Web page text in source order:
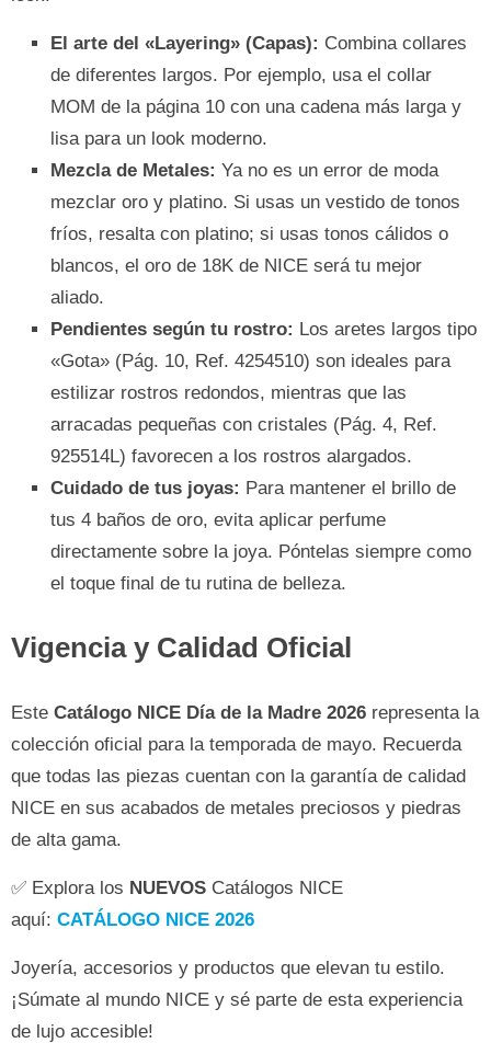
El arte del «Layering» (Capas): Combina collares
de diferentes largos. Por ejemplo, usa el collar
MOM de la página 10 con una cadena más larga y
lisa para un look moderno.
Mezcla de Metales: Ya no es un error de moda
mezclar oro y platino. Si usas un vestido de tonos
fríos, resalta con platino; si usas tonos cálidos o
blancos, el oro de 18K de NICE será tu mejor
aliado.
Pendientes según tu rostro: Los aretes largos tipo
«Gota» (Pág. 10, Ref. 4254510) son ideales para
estilizar rostros redondos, mientras que las
arracadas pequeñas con cristales (Pág. 4, Ref.
925514L) favorecen a los rostros alargados.
Cuidado de tus joyas: Para mantener el brillo de
tus 4 baños de oro, evita aplicar perfume
directamente sobre la joya. Póntelas siempre como
el toque final de tu rutina de belleza.
Vigencia y Calidad Oficial
Este Catálogo NICE Día de la Madre 2026 representa la
colección oficial para la temporada de mayo. Recuerda
que todas las piezas cuentan con la garantía de calidad
NICE en sus acabados de metales preciosos y piedras
de alta gama.
✅ Explora los NUEVOS Catálogos NICE
aquí: CATÁLOGO NICE 2026
Joyería, accesorios y productos que elevan tu estilo.
¡Súmate al mundo NICE y sé parte de esta experiencia
de lujo accesible!